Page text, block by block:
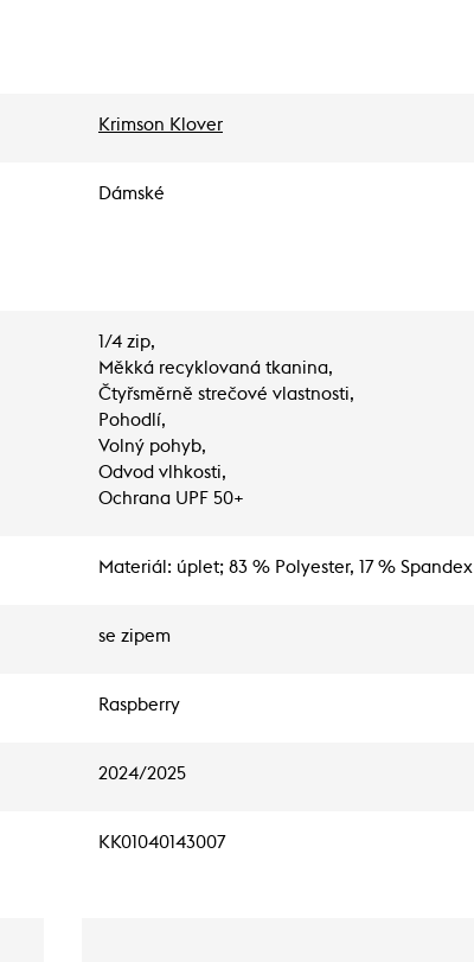
Krimson Klover
Dámské
1/4 zip,
Měkká recyklovaná tkanina,
Čtyřsměrně strečové vlastnosti,
Pohodlí,
Volný pohyb,
Odvod vlhkosti,
Ochrana UPF 50+
Materiál: úplet; 83 % Polyester, 17 % Spandex
se zipem
Raspberry
2024/2025
KK01040143007